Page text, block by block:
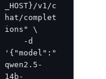
_HOST}/v1/c
hat/complet
ions" \
'{"model":"
qwen2.5-
14b-